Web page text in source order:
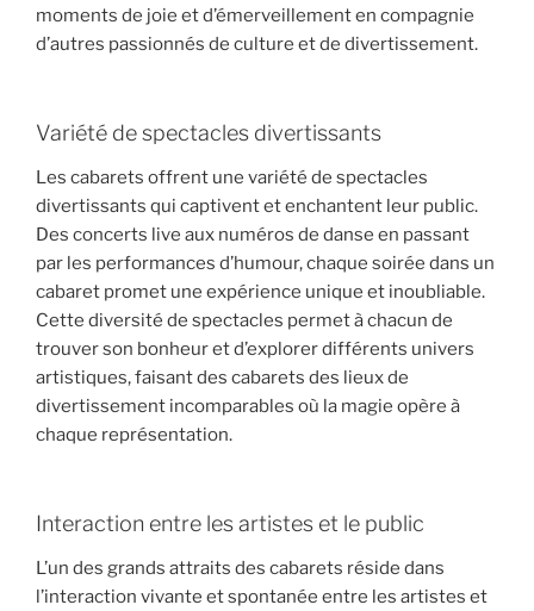
moments de joie et d’émerveillement en compagnie
d’autres passionnés de culture et de divertissement.
Variété de spectacles divertissants
Les cabarets offrent une variété de spectacles
divertissants qui captivent et enchantent leur public.
Des concerts live aux numéros de danse en passant
par les performances d’humour, chaque soirée dans un
cabaret promet une expérience unique et inoubliable.
Cette diversité de spectacles permet à chacun de
trouver son bonheur et d’explorer différents univers
artistiques, faisant des cabarets des lieux de
divertissement incomparables où la magie opère à
chaque représentation.
Interaction entre les artistes et le public
L’un des grands attraits des cabarets réside dans
l’interaction vivante et spontanée entre les artistes et